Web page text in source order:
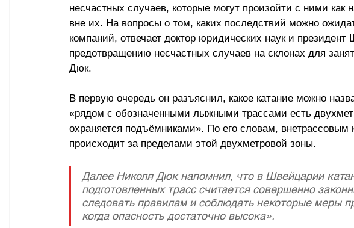
несчастных случаев, которые могут произойти с ними как
вне их. На вопросы о том, каких последствий можно
компаний, отвечает доктор юридических наук и
предотвращению несчастных случаев на склонах для
Дюк.
В первую очередь он разъяснил, какое катание можно
«рядом с обозначенными лыжными трассами есть
охраняется подъёмниками». По его словам, внетрассовым
происходит за пределами этой двухметровой зоны.
Далее Николя Дюк напомнил, что в Швейцарии
подготовленных трасс считается совершенно
следовать правилам и соблюдать некоторые меры
когда опасность достаточно высока».